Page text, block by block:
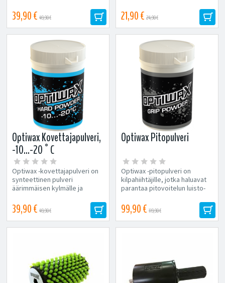
39,90 € 49,90 € 21,90 € 24,90 €
Optiwax Kovettajapulveri,
-10...-20°C
Optiwax -kovettajapulveri on
synteettinen pulveri
äärimmäisen kylmälle ja
39,90 € 49,90 €
Optiwax Pitopulveri
Optiwax -pitopulveri on
kilpahiihtäjille, jotka haluavat
parantaa pitovoitelun luisto-
99,90 € 119,90 €